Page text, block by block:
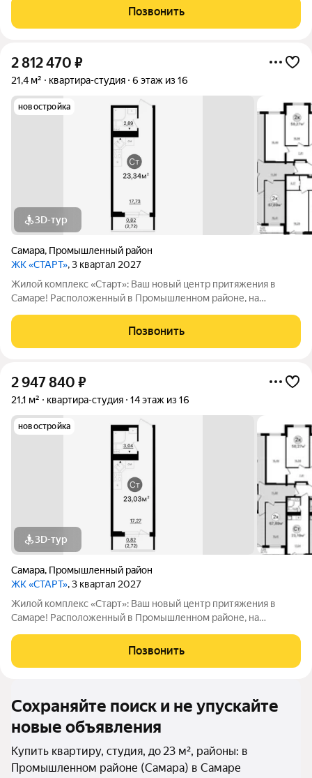
«Старт» предлагает современное жилье для активной жизни.
Комплекс включает в себя отдельно
Позвонить
2 812 470 ₽
21,4 м² квартира-студия 6 этаж из 16
новостройка
3D-тур
Самара, Промышленный район
ЖК «СТАРТ», 3 квартал 2027
Жилой комплекс «Старт»: Ваш новый центр притяжения в
Самаре! Расположенный в Промышленном районе, на
«Старт» предлагает современное жилье для активной жизни.
Комплекс включает в себя отдельно
Позвонить
2 947 840 ₽
21,1 м² квартира-студия 14 этаж из 16
новостройка
3D-тур
Самара, Промышленный район
ЖК «СТАРТ», 3 квартал 2027
Жилой комплекс «Старт»: Ваш новый центр притяжения в
Самаре! Расположенный в Промышленном районе, на
«Старт» предлагает современное жилье для активной жизни.
Комплекс включает в себя отдельно
Позвонить
Сохраняйте поиск и не упускайте
новые объявления
Купить квартиру, студия, до 23 м², районы: в
Промышленном районе (Самара) в Самаре